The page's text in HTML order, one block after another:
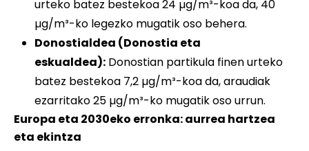
urteko batez bestekoa 24 µg/m³-koa da, 40
µg/m³-ko legezko mugatik oso behera.
Donostialdea (Donostia eta
eskualdea): Donostian partikula finen urteko
batez bestekoa 7,2 µg/m³-koa da, araudiak
ezarritako 25 µg/m³-ko mugatik oso urrun.
Europa eta 2030eko erronka: aurrea hartzea
eta ekintza